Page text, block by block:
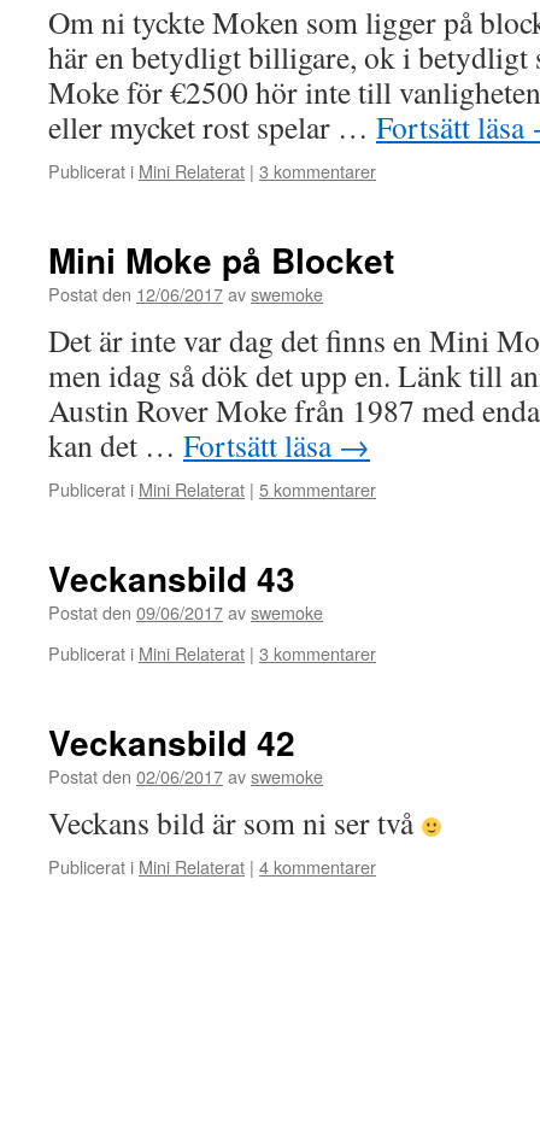
Om ni tyckte Moken som ligger på
här en betydligt billigare, ok i betydligt
Moke för €2500 hör inte till
eller mycket rost spelar … Fortsätt läsa
Publicerat i Mini Relaterat | 3 kommentarer
Mini Moke på Blocket
Postat den 12/06/2017avswemoke
Det är inte var dag det finns en Mini
men idag så dök det upp en. Länk till
Austin Rover Moke från 1987 med
kan det … Fortsätt läsa →
Publicerat i Mini Relaterat | 5 kommentarer
Veckansbild 43
Postat den 09/06/2017avswemoke
Publicerat i Mini Relaterat | 3 kommentarer
Veckansbild 42
Postat den 02/06/2017avswemoke
Veckans bild är som ni ser två
Publicerat i Mini Relaterat | 4 kommentarer